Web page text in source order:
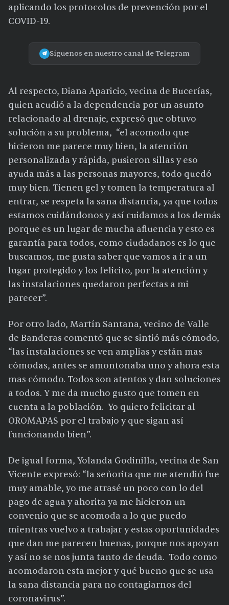
aplicando los protocolos de prevención por el
COVID-19.
Síguenos en nuestro canal de Telegram
Al respecto, Diana Aparicio, vecina de Bucerías,
quien acudió a la dependencia por un asunto
relacionado al drenaje, expresó que obtuvo
solución a su problema, “el acomodo que
hicieron me parece muy bien, la atención
personalizada y rápida, pusieron sillas y eso
ayuda más a las personas mayores, todo quedó
muy bien. Tienen gel y tomen la temperatura al
entrar, se respeta la sana distancia, ya que todos
estamos cuidándonos y así cuidamos a los demás
porque es un lugar de mucha afluencia y esto es
garantía para todos, como ciudadanos es lo que
buscamos, me gusta saber que vamos a ir a un
lugar protegido y los felicito, por la atención y
las instalaciones quedaron perfectas a mi
parecer”.
Por otro lado, Martín Santana, vecino de Valle
de Banderas comentó que se sintió más cómodo,
“las instalaciones se ven amplias y están mas
cómodas, antes se amontonaba uno y ahora esta
mas cómodo. Todos son atentos y dan soluciones
a todos. Y me da mucho gusto que tomen en
cuenta a la población. Yo quiero felicitar al
OROMAPAS por el trabajo y que sigan así
funcionando bien”.
De igual forma, Yolanda Godinilla, vecina de San
Vicente expresó: “la señorita que me atendió fue
muy amable, yo me atrasé un poco con lo del
pago de agua y ahorita ya me hicieron un
convenio que se acomoda a lo que puedo
mientras vuelvo a trabajar y estas oportunidades
que dan me parecen buenas, porque nos apoyan
y así no se nos junta tanto de deuda. Todo como
acomodaron esta mejor y qué bueno que se usa
la sana distancia para no contagiarnos del
coronavirus”.